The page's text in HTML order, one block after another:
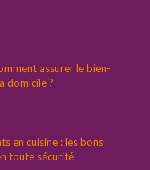
assurer le bien-
domicile ?
en cuisine : les bons
toute sécurité